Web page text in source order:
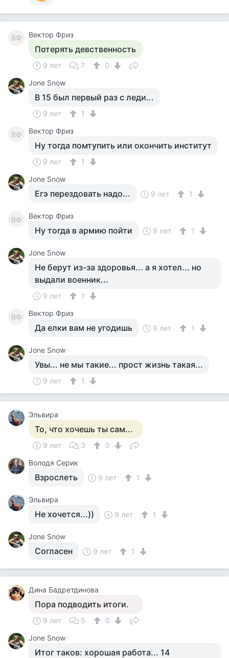
ВФ Вектор Фриз
Потерять девственность
9 лет 7
0
Jone Snow
В 15 был первый раз с леди...
9 лет 1
ВФ Вектор Фриз
Ну тогда помтупить или окончить институт
9 лет
1
Jone Snow
Егэ перездовать надо... 9 лет 1
ВФ Вектор Фриз
Ну тогда в армию пойти 9 лет 1
Jone Snow
Не берут из-за здоровья... а я хотел... но
выдали военник...
9 лет 1
ВФ Вектор Фриз
Да елки вам не угодишь 9 лет 1
Jone Snow
Увы... не мы такие... прост жизнь такая...
9 лет 1
Эльвира
То, что хочешь ты сам...
9 лет 3
0
Володя Серик
Взрослеть 9 лет 1
Эльвира
Не хочется...)) 9 лет 1
Jone Snow
Согласен 9 лет 1
Дина Бадретдинова
Пора подводить итоги.
9 лет 5
0
Jone Snow
Итог таков: хорошая работа... 14